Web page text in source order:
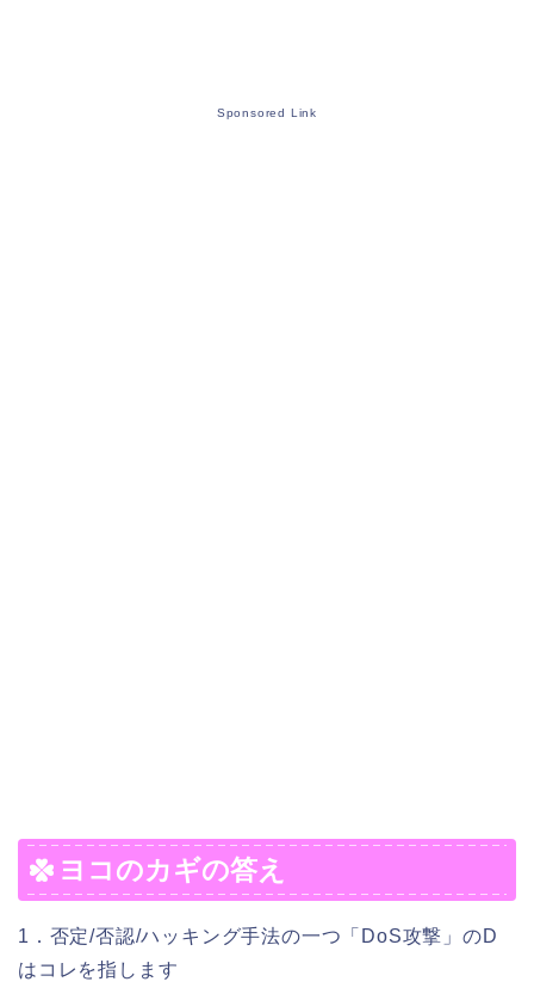
Sponsored Link
ヨコのカギの答え
1．否定/否認/ハッキング手法の一つ「DoS攻撃」のD
はコレを指します